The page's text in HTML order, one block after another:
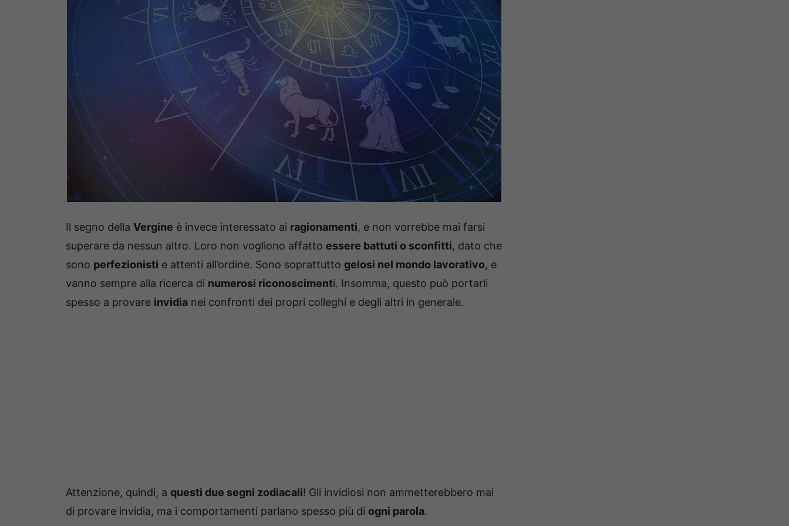
Il segno della Vergine è invece interessato ai ragionamenti, e non vorrebbe mai farsi
superare da nessun altro. Loro non vogliono affatto essere battuti o sconfitti, dato che
sono perfezionisti e attenti all’ordine. Sono soprattutto gelosi nel mondo lavorativo, e
vanno sempre alla ricerca di numerosi riconoscimenti. Insomma, questo può portarli
spesso a provare invidia nei confronti dei propri colleghi e degli altri in generale.
Attenzione, quindi, a questi due segni zodiacali! Gli invidiosi non ammetterebbero mai
di provare invidia, ma i comportamenti parlano spesso più di ogni parola.